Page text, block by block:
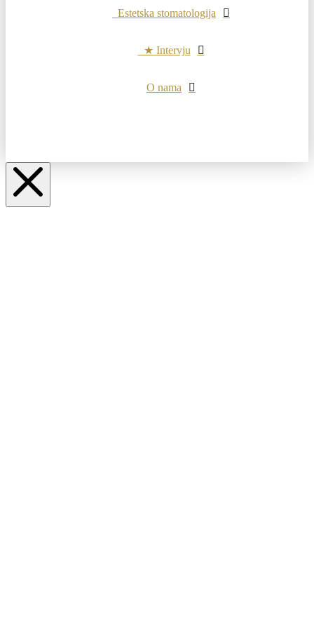
Estetska stomatologija
★ Intervju
O nama